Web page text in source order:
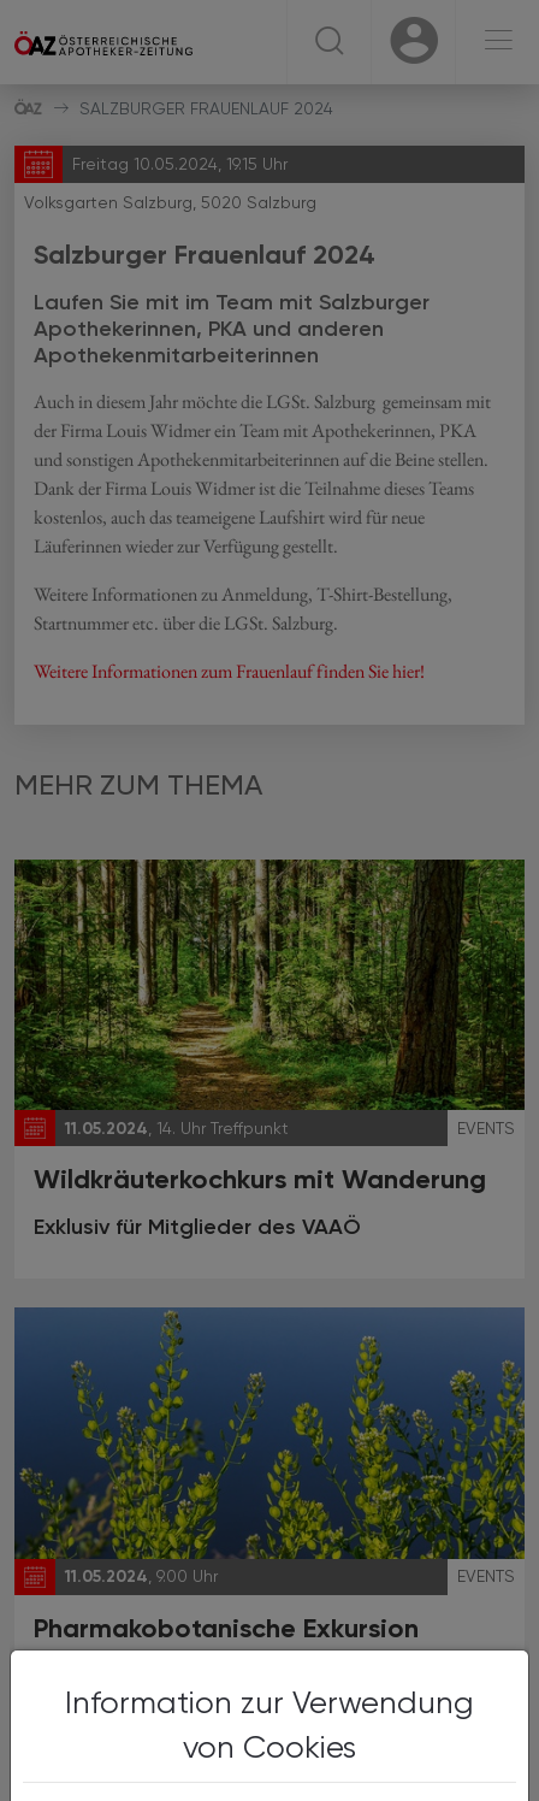
Information zur Verwendung
von Cookies
USER USER ☰
SALZBURGER FRAUENLAUF 2024
Freitag 10.05.2024, 19.15 Uhr
Volksgarten Salzburg, 5020 Salzburg
Salzburger Frauenlauf 2024
Laufen Sie mit im Team mit Salzburger
Apothekerinnen, PKA und anderen
Apothekenmitarbeiterinnen
Auch in diesem Jahr möchte die LGSt. Salzburg gemeinsam mit
der Firma Louis Widmer ein Team mit Apothekerinnen, PKA
und sonstigen Apothekenmitarbeiterinnen auf die Beine stellen.
Dank der Firma Louis Widmer ist die Teilnahme dieses Teams
kostenlos, auch das teameigene Laufshirt wird für neue
Läuferinnen wieder zur Verfügung gestellt.
Weitere Informationen zu Anmeldung, T-Shirt-Bestellung,
Startnummer etc. über die LGSt. Salzburg.
Weitere Informationen zum Frauenlauf finden Sie hier!
MEHR ZUM THEMA
11.05.2024 , 14. Uhr Treffpunkt EVENTS
Wildkräuterkochkurs mit Wanderung
Exklusiv für Mitglieder des VAAÖ
11.05.2024, 9.00 Uhr EVENTS
Pharmakobotanische Exkursion